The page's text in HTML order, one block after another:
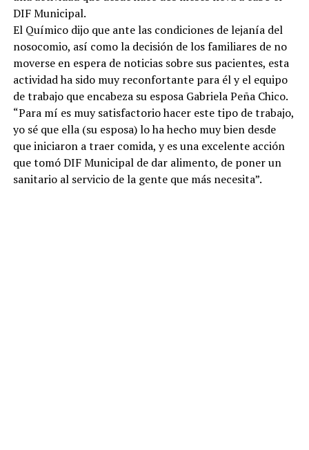
DIF Municipal.
El Químico dijo que ante las condiciones de lejanía del
nosocomio, así como la decisión de los familiares de no
moverse en espera de noticias sobre sus pacientes, esta
actividad ha sido muy reconfortante para él y el equipo
de trabajo que encabeza su esposa Gabriela Peña Chico.
“Para mí es muy satisfactorio hacer este tipo de trabajo,
yo sé que ella (su esposa) lo ha hecho muy bien desde
que iniciaron a traer comida, y es una excelente acción
que tomó DIF Municipal de dar alimento, de poner un
sanitario al servicio de la gente que más necesita”.